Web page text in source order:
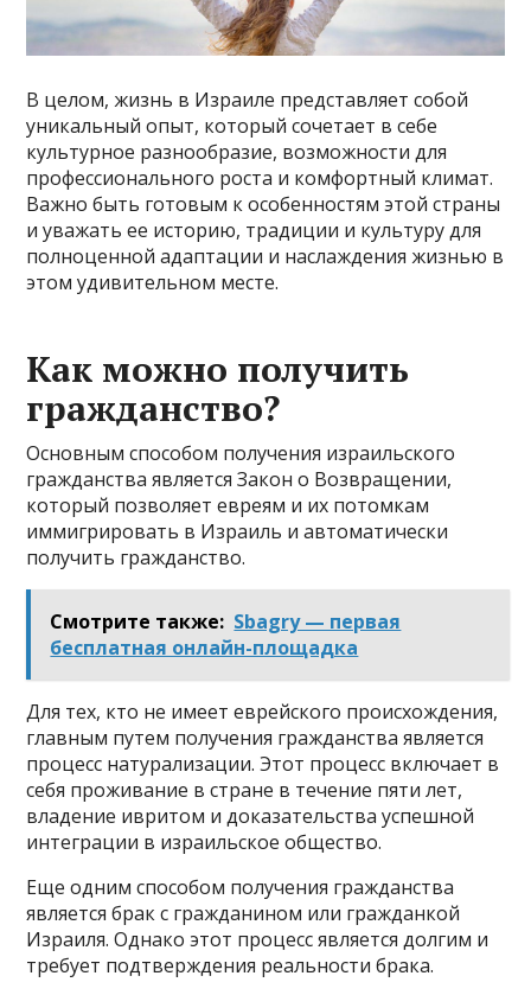
В целом, жизнь в Израиле представляет собой
уникальный опыт, который сочетает в себе
культурное разнообразие, возможности для
профессионального роста и комфортный климат.
Важно быть готовым к особенностям этой страны
и уважать ее историю, традиции и культуру для
полноценной адаптации и наслаждения жизнью в
этом удивительном месте.
Как можно получить
гражданство?
Основным способом получения израильского
гражданства является Закон о Возвращении,
который позволяет евреям и их потомкам
иммигрировать в Израиль и автоматически
получить гражданство.
Смотрите также: Sbagry — первая
бесплатная онлайн-площадка
Для тех, кто не имеет еврейского происхождения,
главным путем получения гражданства является
процесс натурализации. Этот процесс включает в
себя проживание в стране в течение пяти лет,
владение ивритом и доказательства успешной
интеграции в израильское общество.
Еще одним способом получения гражданства
является брак с гражданином или гражданкой
Израиля. Однако этот процесс является долгим и
требует подтверждения реальности брака.